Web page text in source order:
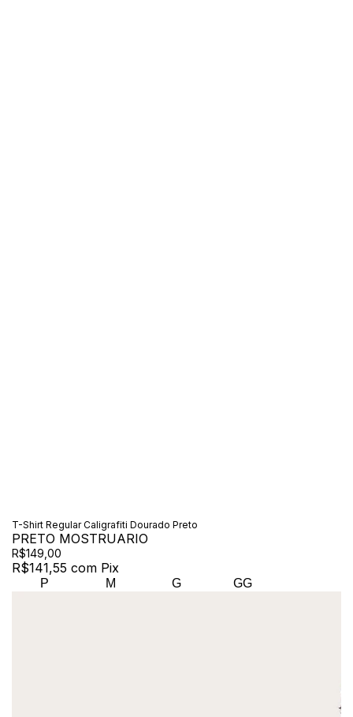
T-Shirt Regular Caligrafiti Dourado Preto
PRETO MOSTRUARIO
R$149,00
R$141,55 com Pix
P M G GG